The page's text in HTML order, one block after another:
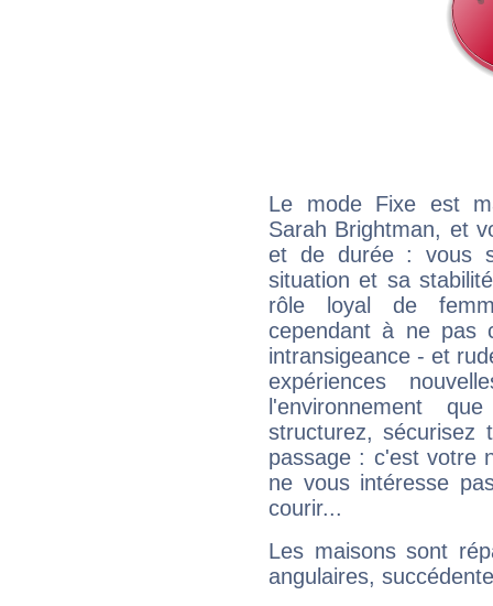
Le mode Fixe est
Sarah Brightman, et
et de durée : vous
situation et sa
rôle loyal de
cependant à ne pas
intransigeance - et
expériences
l'environnement
structurez, sécurisez
passage : c'est votre
ne vous intéresse
courir...
Les maisons sont
angulaires,